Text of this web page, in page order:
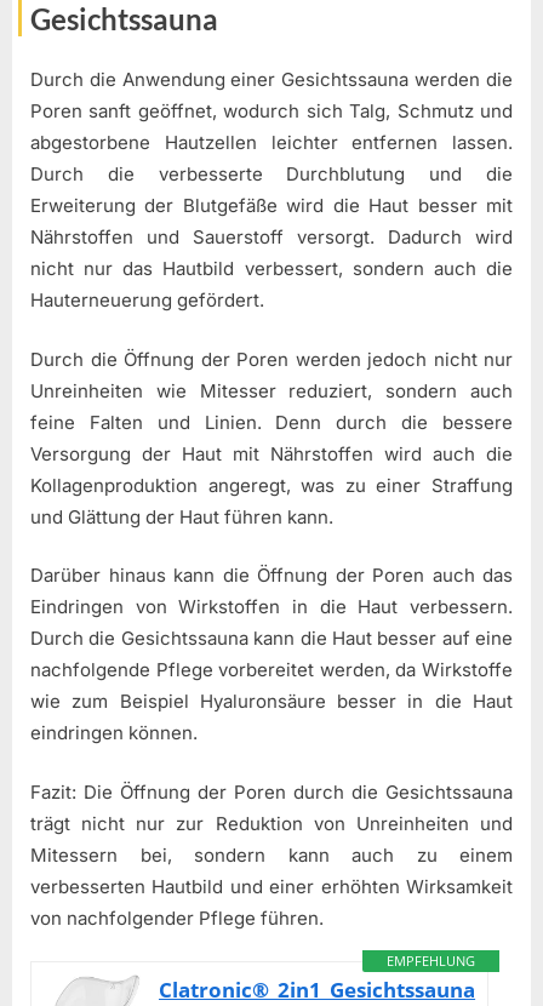
Gesichtssauna
Durch die Anwendung einer Gesichtssauna werden die
Poren sanft geöffnet, wodurch sich Talg, Schmutz und
abgestorbene Hautzellen leichter entfernen lassen.
Durch die verbesserte Durchblutung und die
Erweiterung der Blutgefäße wird die Haut besser mit
Nährstoffen und Sauerstoff versorgt. Dadurch wird
nicht nur das Hautbild verbessert, sondern auch die
Hauterneuerung gefördert.
Durch die Öffnung der Poren werden jedoch nicht nur
Unreinheiten wie Mitesser reduziert, sondern auch
feine Falten und Linien. Denn durch die bessere
Versorgung der Haut mit Nährstoffen wird auch die
Kollagenproduktion angeregt, was zu einer Straffung
und Glättung der Haut führen kann.
Darüber hinaus kann die Öffnung der Poren auch das
Eindringen von Wirkstoffen in die Haut verbessern.
Durch die Gesichtssauna kann die Haut besser auf eine
nachfolgende Pflege vorbereitet werden, da Wirkstoffe
wie zum Beispiel Hyaluronsäure besser in die Haut
eindringen können.
Fazit: Die Öffnung der Poren durch die Gesichtssauna
trägt nicht nur zur Reduktion von Unreinheiten und
Mitessern bei, sondern kann auch zu einem
verbesserten Hautbild und einer erhöhten Wirksamkeit
von nachfolgender Pflege führen.
EMPFEHLUNG
Clatronic® 2in1 Gesichtssauna